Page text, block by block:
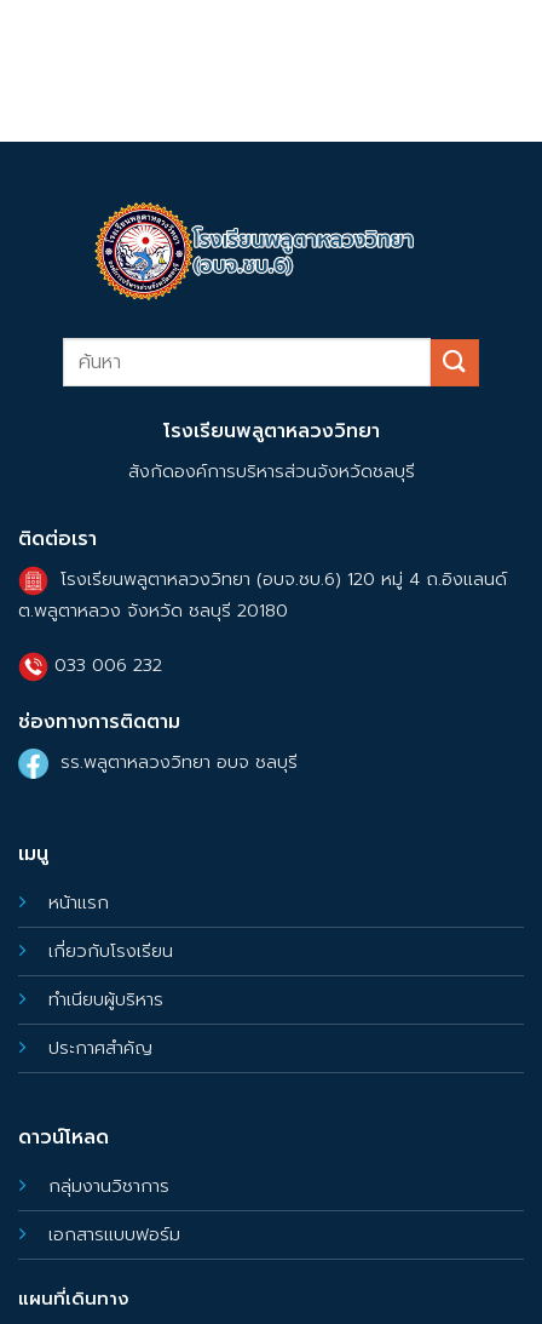
โรงเรียนพลูตาหลวงวิทยา
สังกัดองค์การบริหารส่วนจังหวัดชลบุรี
เมนู
หน้าแรก
เกี่ยวกับโรงเรียน
ทำเนียบผู้บริหาร
ประกาศสำคัญ
ดาวน์โหลด
กลุ่มงานวิชาการ
เอกสารแบบฟอร์ม
แผนที่เดินทาง
ติดต่อเรา
โรงเรียนพลูตาหลวงวิทยา (อบจ.ชบ.6) 120 หมู่ 4 ถ.อิงแลนด์
ต.พลูตาหลวง จังหวัด ชลบุรี 20180
033 006 232
ช่องทางการติดตาม
รร.พลูตาหลวงวิทยา อบจ ชลบุรี